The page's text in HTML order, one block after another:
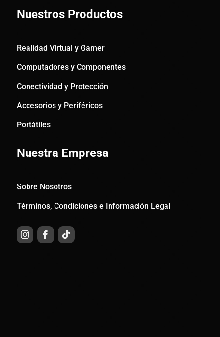
Nuestros Productos
Realidad Virtual y Gamer
Computadores y Componentes
Conectividad y Protección
Accesorios y Periféricos
Portátiles
Nuestra Empresa
Sobre Nosotros
Términos, Condiciones e Información Legal